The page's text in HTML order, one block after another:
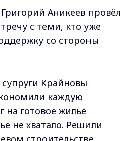
Аникеев провёл
с теми, кто уже
со стороны
Крайновы
каждую
на готовое жильё
не хватало. Решили